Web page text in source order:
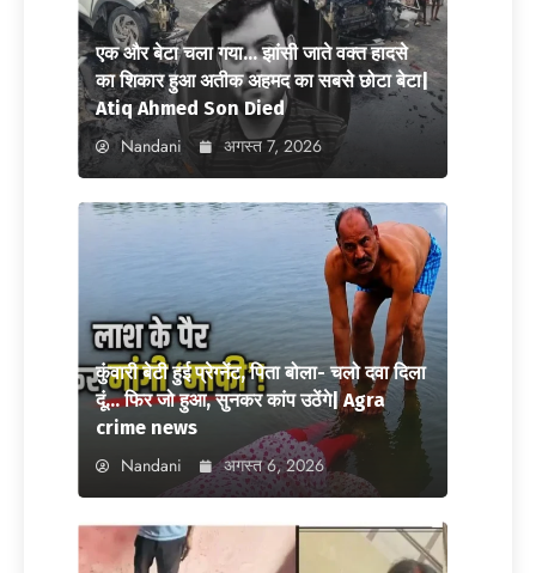
एक और बेटा चला गया… झांसी जाते वक्त हादसे
का शिकार हुआ अतीक अहमद का सबसे छोटा बेटा|
Atiq Ahmed Son Died
Nandani अगस्त 7, 2026
कुंवारी बेटी हुई प्रेग्नेंट, पिता बोला- चलो दवा दिला
दूं… फिर जो हुआ, सुनकर कांप उठेंगे| Agra
crime news
Nandani अगस्त 6, 2026